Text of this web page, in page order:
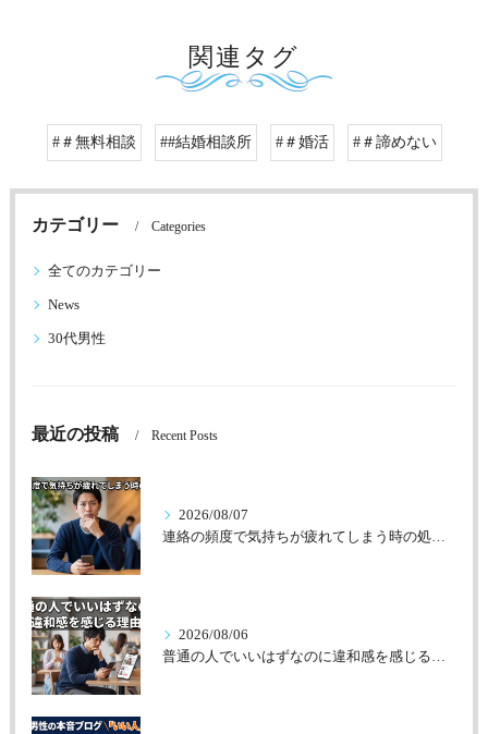
関連タグ
#＃無料相談 ##結婚相談所 #＃婚活 #＃諦めない
カテゴリー Categories
全てのカテゴリー
News
30代男性
最近の投稿 Recent Posts
2026/08/07
連絡の頻度で気持ちが疲れてしまう時の処方箋
2026/08/06